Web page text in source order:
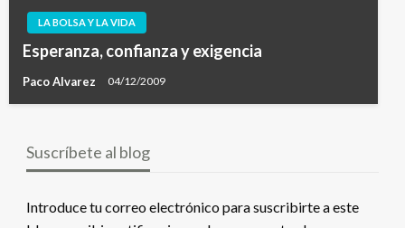
LA BOLSA Y LA VIDA
Esperanza, confianza y exigencia
Paco Alvarez 04/12/2009
Suscríbete al blog
Introduce tu correo electrónico para suscribirte a este